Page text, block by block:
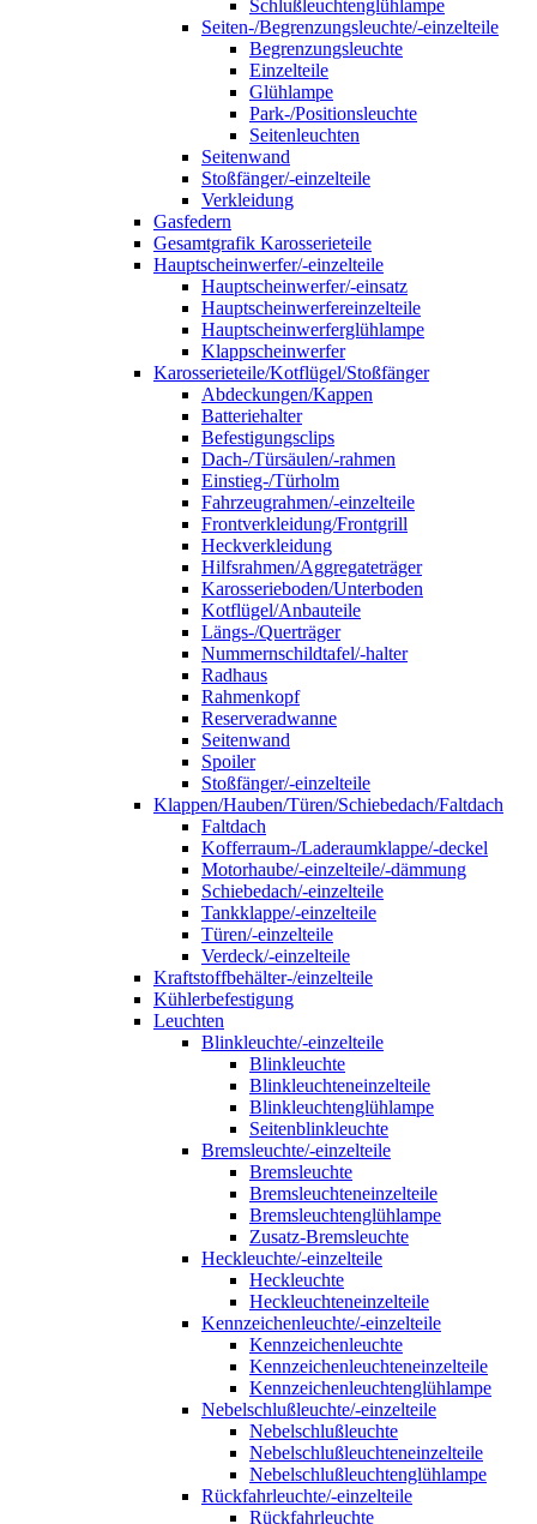
Schlußleuchtenglühlampe
Seiten-/Begrenzungsleuchte/-einzelteile
Begrenzungsleuchte
Einzelteile
Glühlampe
Park-/Positionsleuchte
Seitenleuchten
Seitenwand
Stoßfänger/-einzelteile
Verkleidung
Gasfedern
Gesamtgrafik Karosserieteile
Hauptscheinwerfer/-einzelteile
Hauptscheinwerfer/-einsatz
Hauptscheinwerfereinzelteile
Hauptscheinwerferglühlampe
Klappscheinwerfer
Karosserieteile/Kotflügel/Stoßfänger
Abdeckungen/Kappen
Batteriehalter
Befestigungsclips
Dach-/Türsäulen/-rahmen
Einstieg-/Türholm
Fahrzeugrahmen/-einzelteile
Frontverkleidung/Frontgrill
Heckverkleidung
Hilfsrahmen/Aggregateträger
Karosserieboden/Unterboden
Kotflügel/Anbauteile
Längs-/Querträger
Nummernschildtafel/-halter
Radhaus
Rahmenkopf
Reserveradwanne
Seitenwand
Spoiler
Stoßfänger/-einzelteile
Klappen/Hauben/Türen/Schiebedach/Faltdach
Faltdach
Kofferraum-/Laderaumklappe/-deckel
Motorhaube/-einzelteile/-dämmung
Schiebedach/-einzelteile
Tankklappe/-einzelteile
Türen/-einzelteile
Verdeck/-einzelteile
Kraftstoffbehälter-/einzelteile
Kühlerbefestigung
Leuchten
Blinkleuchte/-einzelteile
Blinkleuchte
Blinkleuchteneinzelteile
Blinkleuchtenglühlampe
Seitenblinkleuchte
Bremsleuchte/-einzelteile
Bremsleuchte
Bremsleuchteneinzelteile
Bremsleuchtenglühlampe
Zusatz-Bremsleuchte
Heckleuchte/-einzelteile
Heckleuchte
Heckleuchteneinzelteile
Kennzeichenleuchte/-einzelteile
Kennzeichenleuchte
Kennzeichenleuchteneinzelteile
Kennzeichenleuchtenglühlampe
Nebelschlußleuchte/-einzelteile
Nebelschlußleuchte
Nebelschlußleuchteneinzelteile
Nebelschlußleuchtenglühlampe
Rückfahrleuchte/-einzelteile
Rückfahrleuchte